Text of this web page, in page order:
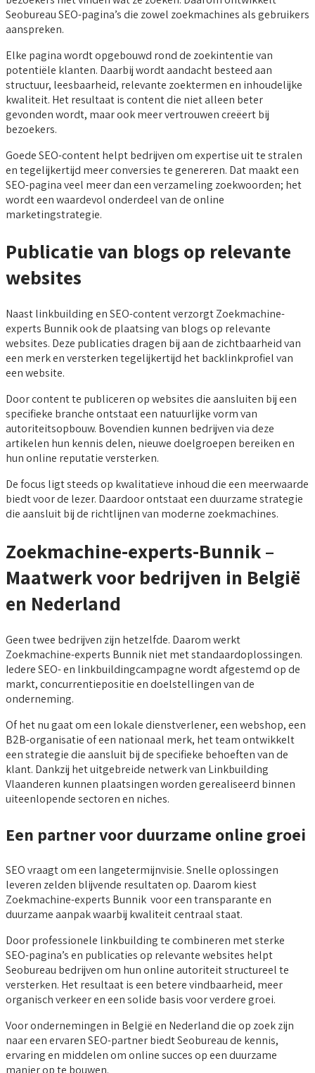
Seobureau SEO-pagina’s die zowel zoekmachines als gebruikers
aanspreken.
Elke pagina wordt opgebouwd rond de zoekintentie van
potentiële klanten. Daarbij wordt aandacht besteed aan
structuur, leesbaarheid, relevante zoektermen en inhoudelijke
kwaliteit. Het resultaat is content die niet alleen beter
gevonden wordt, maar ook meer vertrouwen creëert bij
bezoekers.
Goede SEO-content helpt bedrijven om expertise uit te stralen
en tegelijkertijd meer conversies te genereren. Dat maakt een
SEO-pagina veel meer dan een verzameling zoekwoorden; het
wordt een waardevol onderdeel van de online
marketingstrategie.
Publicatie van blogs op relevante
websites
Naast linkbuilding en SEO-content verzorgt Zoekmachine-
experts Bunnik ook de plaatsing van blogs op relevante
websites. Deze publicaties dragen bij aan de zichtbaarheid van
een merk en versterken tegelijkertijd het backlinkprofiel van
een website.
Door content te publiceren op websites die aansluiten bij een
specifieke branche ontstaat een natuurlijke vorm van
autoriteitsopbouw. Bovendien kunnen bedrijven via deze
artikelen hun kennis delen, nieuwe doelgroepen bereiken en
hun online reputatie versterken.
De focus ligt steeds op kwalitatieve inhoud die een meerwaarde
biedt voor de lezer. Daardoor ontstaat een duurzame strategie
die aansluit bij de richtlijnen van moderne zoekmachines.
Zoekmachine-experts-Bunnik –
Maatwerk voor bedrijven in België
en Nederland
Geen twee bedrijven zijn hetzelfde. Daarom werkt
Zoekmachine-experts Bunnik niet met standaardoplossingen.
Iedere SEO- en linkbuildingcampagne wordt afgestemd op de
markt, concurrentiepositie en doelstellingen van de
onderneming.
Of het nu gaat om een lokale dienstverlener, een webshop, een
B2B-organisatie of een nationaal merk, het team ontwikkelt
een strategie die aansluit bij de specifieke behoeften van de
klant. Dankzij het uitgebreide netwerk van Linkbuilding
Vlaanderen kunnen plaatsingen worden gerealiseerd binnen
uiteenlopende sectoren en niches.
Een partner voor duurzame online groei
SEO vraagt om een langetermijnvisie. Snelle oplossingen
leveren zelden blijvende resultaten op. Daarom kiest
Zoekmachine-experts Bunnik voor een transparante en
duurzame aanpak waarbij kwaliteit centraal staat.
Door professionele linkbuilding te combineren met sterke
SEO-pagina’s en publicaties op relevante websites helpt
Seobureau bedrijven om hun online autoriteit structureel te
versterken. Het resultaat is een betere vindbaarheid, meer
organisch verkeer en een solide basis voor verdere groei.
Voor ondernemingen in België en Nederland die op zoek zijn
naar een ervaren SEO-partner biedt Seobureau de kennis,
ervaring en middelen om online succes op een duurzame
manier op te bouwen.